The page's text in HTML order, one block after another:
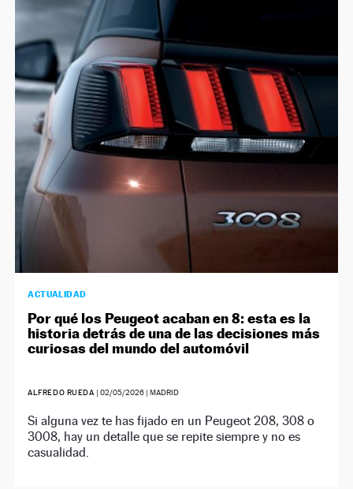
ACTUALIDAD
Por qué los Peugeot acaban en 8: esta es la
historia detrás de una de las decisiones más
curiosas del mundo del automóvil
ALFREDO RUEDA |02/05/2026 | MADRID
Si alguna vez te has fijado en un Peugeot 208, 308 o
3008, hay un detalle que se repite siempre y no es
casualidad.